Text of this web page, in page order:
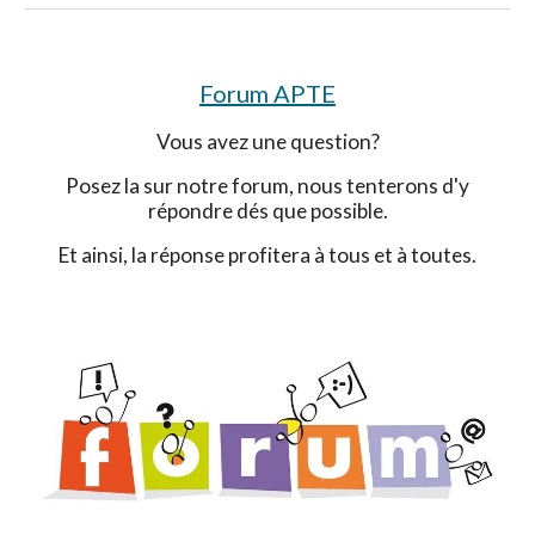
Forum APTE
Vous avez une question?
Posez la sur notre forum, nous tenterons d'y
répondre dés que possible.
Et ainsi, la réponse profitera à tous et à toutes.